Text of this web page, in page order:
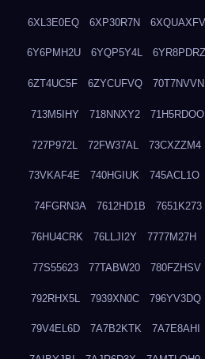
6XL3E0EQ 6XP30R7N 6XQUAXFV
6Y6PMH2U 6YQP5Y4L 6YR8PDRZ
6ZT4UC5F 6ZYCUFVQ 70T7NVVN
713M5IHY 718NNXY2 71H5RDOO
727P972L 72FW37AL 73CXZZM4
73VKAF4E 740HGIUK 745ACL1O
74FGRN3A 7612HD1B 7651K273
76HU4CRK 76LLJI2Y 7777M27H
77S55623 77TABW20 780FZHSV
792RHX5L 7939XN0C 796YV3DQ
79V4EL6D 7A7B2KTK 7A7E8AHI